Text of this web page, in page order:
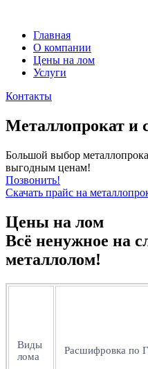
Главная
О компании
Цены на лом
Услуги
Контакты
Металлопрокат и
Большой выбор
выгодным ценам!
Позвонить!
Скачать прайс на
Цены на лом
Всё ненужное на
металлолом!
Виды
лома
Расшифровка по